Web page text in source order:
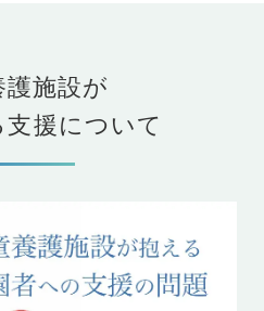
護施設が
援について